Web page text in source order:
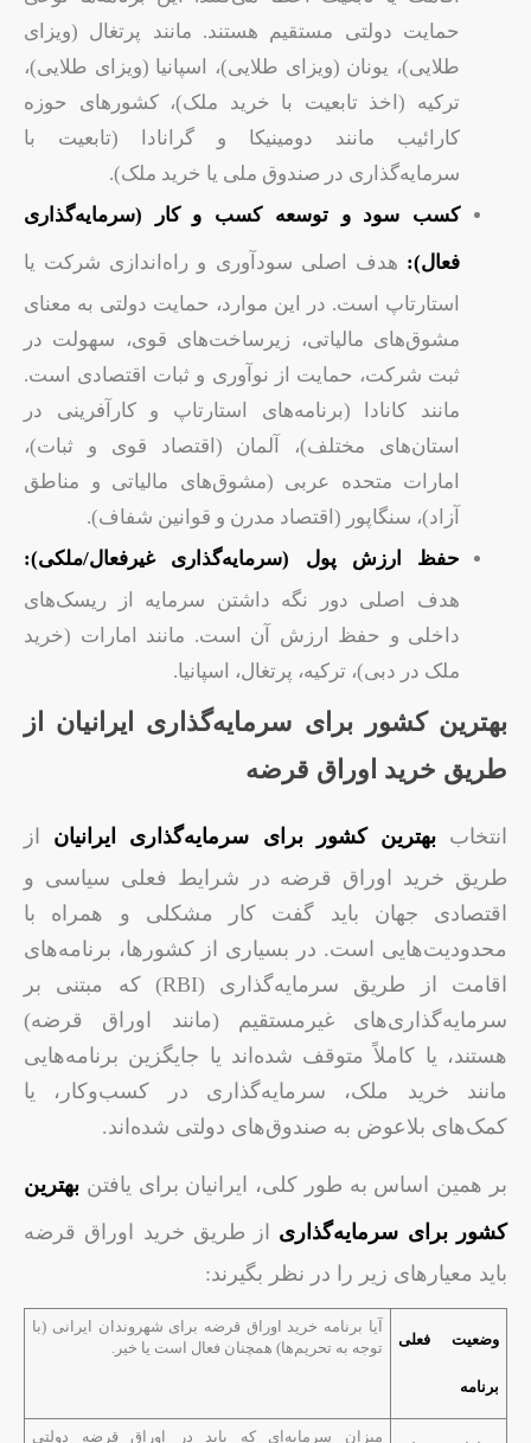
حمایت دولتی مستقیم هستند. مانند پرتغال (ویزای
طلایی)، یونان (ویزای طلایی)، اسپانیا (ویزای طلایی)،
ترکیه (اخذ تابعیت با خرید ملک)، کشورهای حوزه
کارائیب مانند دومینیکا و گرانادا (تابعیت با
سرمایه‌گذاری در صندوق ملی یا خرید ملک).
کسب سود و توسعه کسب و کار (سرمایه‌گذاری
فعال): هدف اصلی سودآوری و راه‌اندازی شرکت یا
استارتاپ است. در این موارد، حمایت دولتی به معنای
مشوق‌های مالیاتی، زیرساخت‌های قوی، سهولت در
ثبت شرکت، حمایت از نوآوری و ثبات اقتصادی است.
مانند کانادا (برنامه‌های استارتاپ و کارآفرینی در
استان‌های مختلف)، آلمان (اقتصاد قوی و ثبات)،
امارات متحده عربی (مشوق‌های مالیاتی و مناطق
آزاد)، سنگاپور (اقتصاد مدرن و قوانین شفاف).
حفظ ارزش پول (سرمایه‌گذاری غیرفعال/ملکی):
هدف اصلی دور نگه داشتن سرمایه از ریسک‌های
داخلی و حفظ ارزش آن است. مانند امارات (خرید
ملک در دبی)، ترکیه، پرتغال، اسپانیا.
بهترین کشور برای سرمایه‌گذاری ایرانیان از
طریق خرید اوراق قرضه
انتخاببهترین کشور برای سرمایه‌گذاری ایرانیان از
طریق خرید اوراق قرضه در شرایط فعلی سیاسی و
اقتصادی جهان باید گفت کار مشکلی و همراه با
محدودیت‌هایی است. در بسیاری از کشورها، برنامه‌های
اقامت از طریق سرمایه‌گذاری (RBI) که مبتنی بر
سرمایه‌گذاری‌های غیرمستقیم (مانند اوراق قرضه)
هستند، یا کاملاً متوقف شده‌اند یا جایگزین برنامه‌هایی
مانند خرید ملک، سرمایه‌گذاری در کسب‌وکار، یا
کمک‌های بلاعوض به صندوق‌های دولتی شده‌اند.
بر همین اساس به طور کلی، ایرانیان برای یافتن بهترین
کشور برای سرمایه‌گذاری از طریق خرید اوراق قرضه
باید معیارهای زیر را در نظر بگیرند:
وضعیت فعلی
برنامه
آیا برنامه خرید اوراق قرضه برای شهروندان ایرانی (با
توجه به تحریم‌ها) همچنان فعال است یا خیر.
میزان سرمایه‌ای که باید در اوراق قرضه دولتی